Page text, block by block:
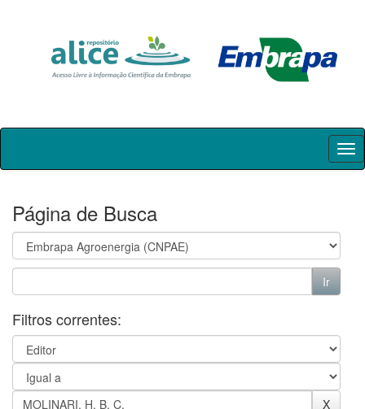
Skip
Página de Busca
Filtros correntes: